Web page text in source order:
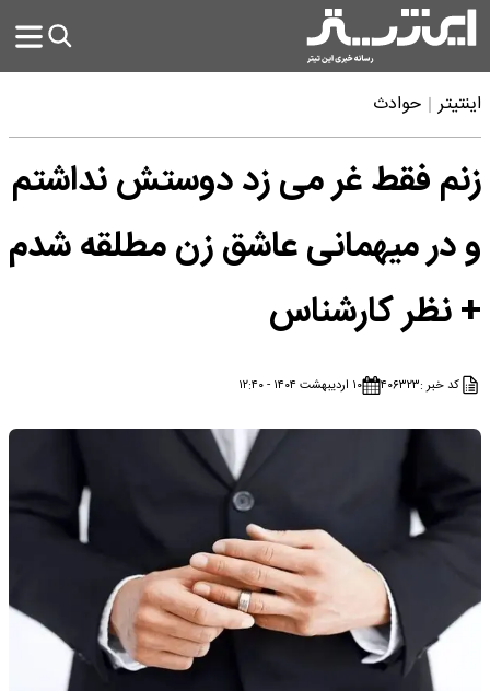
اینتیتر حوادث
زنم فقط غر می زد دوستش نداشتم
و در میهمانی عاشق زن مطلقه شدم
+ نظر کارشناس
کد خبر :۴۰۶۳۲۳ ۱۰ اردیبهشت ۱۴۰۴ - ۱۲:۴۰